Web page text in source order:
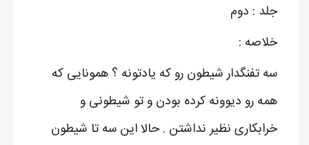
جلد : دوم
خلاصه :
سه تفنگدار شیطون رو که یادتونه ؟ همونایی که
همه رو دیوونه کرده بودن و تو شیطونی و
خرابکاری نظیر نداشتن . حالا این سه تا شیطون